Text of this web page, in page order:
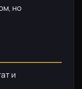
но
и